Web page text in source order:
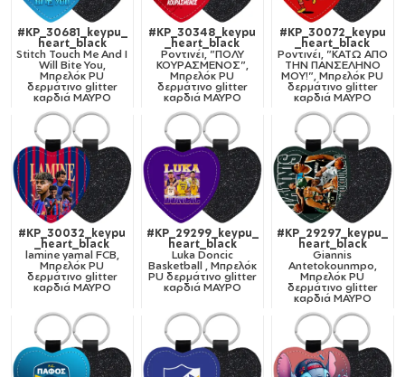
#KP_30681_keypu_
heart_black
Stitch Touch Me And I
Will Bite You,
Μπρελόκ PU
δερμάτινο glitter
καρδιά ΜΑΥΡΟ
#KP_30348_keypu
_heart_black
Ροντινέι, "ΠΟΛΥ
ΚΟΥΡΑΣΜΕΝΟΣ",
Μπρελόκ PU
δερμάτινο glitter
καρδιά ΜΑΥΡΟ
#KP_30072_keypu
_heart_black
Ροντινέι, "ΚΑΤΩ ΑΠΟ
ΤΗΝ ΠΑΝΣΕΛΗΝΟ
ΜΟΥ!", Μπρελόκ PU
δερμάτινο glitter
καρδιά ΜΑΥΡΟ
#KP_30032_keypu
_heart_black
lamine yamal FCB,
Μπρελόκ PU
δερμάτινο glitter
καρδιά ΜΑΥΡΟ
#KP_29299_keypu_
heart_black
Luka Doncic
Basketball , Μπρελόκ
PU δερμάτινο glitter
καρδιά ΜΑΥΡΟ
#KP_29297_keypu_
heart_black
Giannis
Antetokounmpo,
Μπρελόκ PU
δερμάτινο glitter
καρδιά ΜΑΥΡΟ